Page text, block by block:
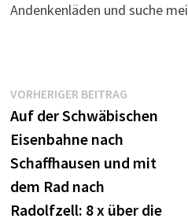
Andenkenläden und suche
Beitragsnavigation
VORHERIGER BEITRAGVorheriger
Beitrag:
Auf der Schwäbischen
Eisenbahne nach
Schaffhausen und mit
dem Rad nach
Radolfzell: 8 x über die